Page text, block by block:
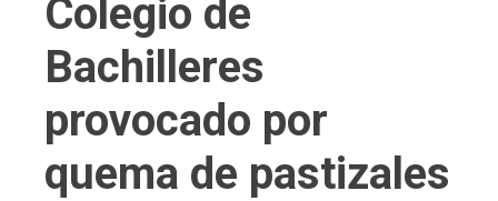
Colegio de
Bachilleres
provocado por
quema de pastizales